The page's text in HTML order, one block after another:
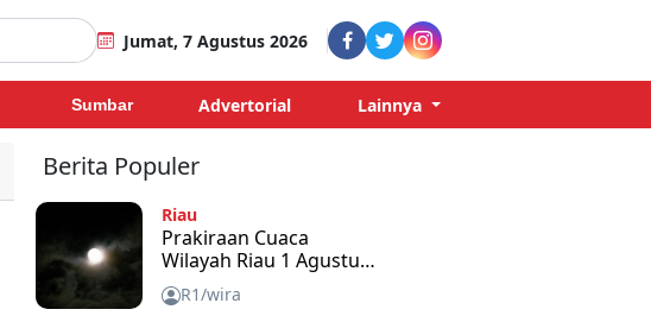
Jumat, 7 Agustus 2026
Sumbar Advertorial Lainnya
Berita Populer
Riau
Prakiraan Cuaca
Wilayah Riau 1 Agustus
2026R1/wira